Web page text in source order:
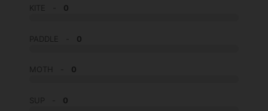
KITE - 0
PADDLE - 0
MOTH - 0
SUP - 0